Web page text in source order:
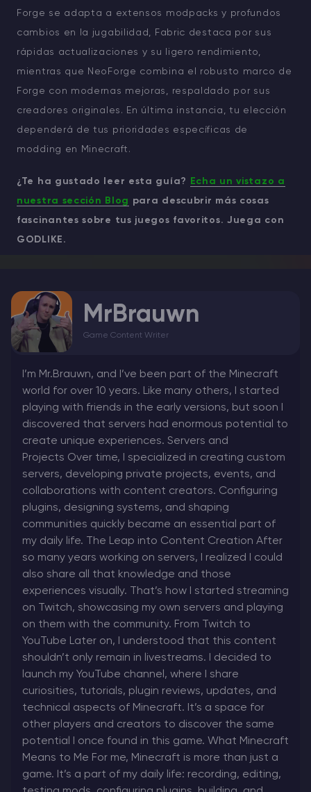
Forge se adapta a extensos modpacks y profundos
cambios en la jugabilidad, Fabric destaca por sus
rápidas actualizaciones y su ligero rendimiento,
mientras que NeoForge combina el robusto marco de
Forge con modernas mejoras, respaldado por sus
creadores originales. En última instancia, tu elección
dependerá de tus prioridades específicas de
modding en Minecraft.
¿Te ha gustado leer esta guía?
Echa un vistazo a
nuestra sección Blog para descubrir más cosas
fascinantes sobre tus juegos favoritos. Juega con
GODLIKE.
MrBrauwn
Game Content Writer
I’m Mr.Brauwn, and I’ve been part of the Minecraft
world for over 10 years. Like many others, I started
playing with friends in the early versions, but soon I
discovered that servers had enormous potential to
create unique experiences. Servers and
Projects Over time, I specialized in creating custom
servers, developing private projects, events, and
collaborations with content creators. Configuring
plugins, designing systems, and shaping
communities quickly became an essential part of
my daily life. The Leap into Content Creation After
so many years working on servers, I realized I could
also share all that knowledge and those
experiences visually. That’s how I started streaming
on Twitch, showcasing my own servers and playing
on them with the community. From Twitch to
YouTube Later on, I understood that this content
shouldn’t only remain in livestreams. I decided to
launch my YouTube channel, where I share
curiosities, tutorials, plugin reviews, updates, and
technical aspects of Minecraft. It’s a space for
other players and creators to discover the same
potential I once found in this game. What Minecraft
Means to Me For me, Minecraft is more than just a
game. It’s a part of my daily life: recording, editing,